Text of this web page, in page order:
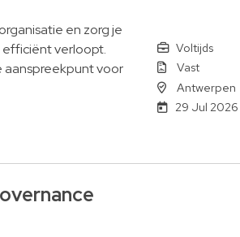
en zorg je
verloopt.
voor
Voltijds
Vast
Antwerpen
29 Jul 2026